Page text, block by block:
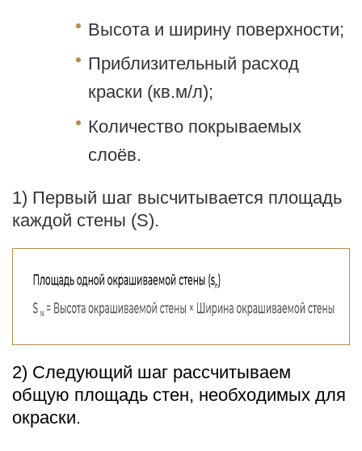
Высота и ширину поверхности;
Приблизительный расход
краски (кв.м/л);
Количество покрываемых
слоёв.
1) Первый шаг высчитывается площадь
каждой стены (S).
2) Следующий шаг рассчитываем
общую площадь стен, необходимых для
окраски.